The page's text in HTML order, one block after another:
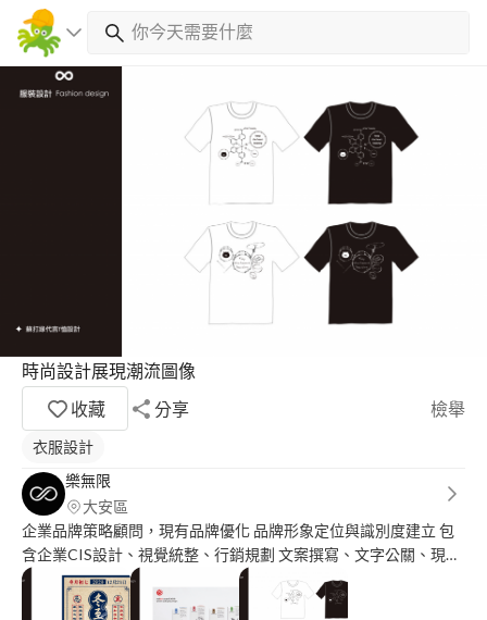
時尚設計展現潮流圖像
收藏
分享 檢舉
衣服設計
樂無限
大安區
企業品牌策略顧問，現有品牌優化 品牌形象定位與識別度建立 包
含企業CIS設計、視覺統整、行銷規劃 文案撰寫、文字公關、現場
活動、影音製作 團隊曾獲德國紅點包裝設計獎